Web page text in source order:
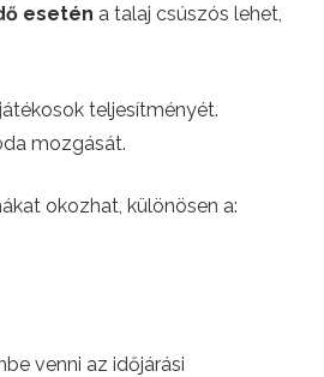
esetén a talaj csúszós lehet,
teljesítményét.
mozgását.
okozhat, különösen a:
venni az időjárási